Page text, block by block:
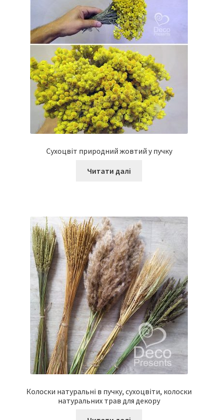
Сухоцвіт природний жовтий у пучку
Читати далі
Колоски натуральні в пучку, сухоцвіти, колоски
натуральних трав для декору